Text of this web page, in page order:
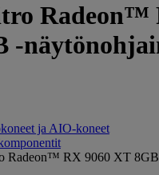
Radeon™
-
ja AIO-koneet
Radeon™ RX 9060 XT 8GB